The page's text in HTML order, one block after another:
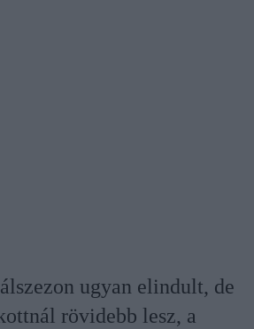
ugyan elindult, de
rövidebb lesz, a